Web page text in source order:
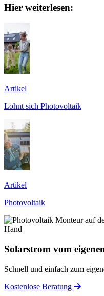
Hier weiterlesen:
Artikel
Lohnt sich Photovoltaik
Artikel
Photovoltaik
Solarstrom vom
Schnell und einfach zum
Kostenlose Beratung